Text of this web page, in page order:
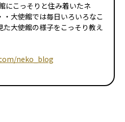
にこっそりと住み着いたネ
大使館では毎日いろいろなこ
た大使館の様子をこっそり教え
neko_blog